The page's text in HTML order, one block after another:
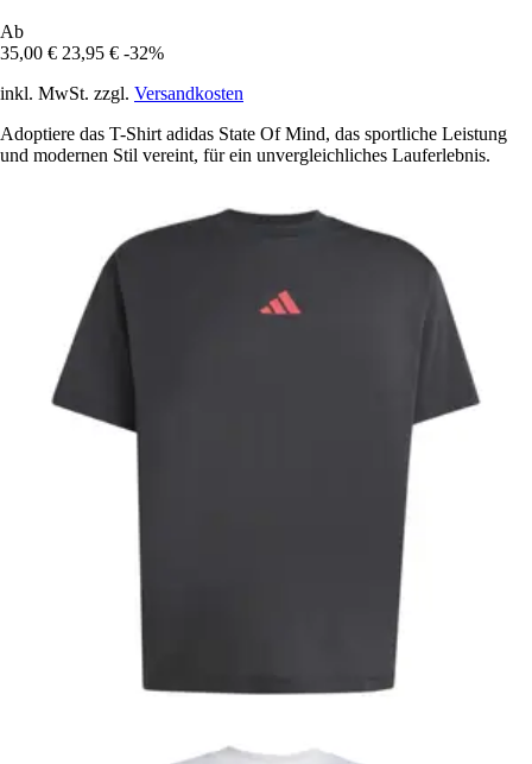
Ab
35,00 € 23,95 € -32%
inkl. MwSt. zzgl. Versandkosten
Adoptiere das T-Shirt adidas State Of Mind, das sportliche Leistung
und modernen Stil vereint, für ein unvergleichliches Lauferlebnis.